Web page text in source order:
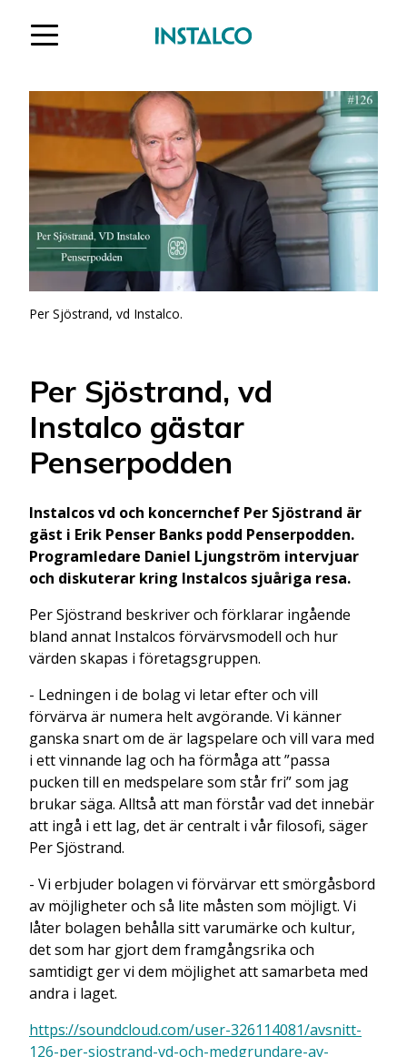
Per Sjöstrand, vd Instalco.
Per Sjöstrand, vd
Instalco gästar
Penserpodden
Instalcos vd och koncernchef Per Sjöstrand är
gäst i Erik Penser Banks podd Penserpodden.
Programledare Daniel Ljungström intervjuar
och diskuterar kring Instalcos sjuåriga resa.
Per Sjöstrand beskriver och förklarar ingående
bland annat Instalcos förvärvsmodell och hur
värden skapas i företagsgruppen.
- Ledningen i de bolag vi letar efter och vill
förvärva är numera helt avgörande. Vi känner
ganska snart om de är lagspelare och vill vara med
i ett vinnande lag och ha förmåga att ”passa
pucken till en medspelare som står fri” som jag
brukar säga. Alltså att man förstår vad det innebär
att ingå i ett lag, det är centralt i vår filosofi, säger
Per Sjöstrand.
- Vi erbjuder bolagen vi förvärvar ett smörgåsbord
av möjligheter och så lite måsten som möjligt. Vi
låter bolagen behålla sitt varumärke och kultur,
det som har gjort dem framgångsrika och
samtidigt ger vi dem möjlighet att samarbeta med
andra i laget.
https://soundcloud.com/user-326114081/avsnitt-
126-per-sjostrand-vd-och-medgrundare-av-